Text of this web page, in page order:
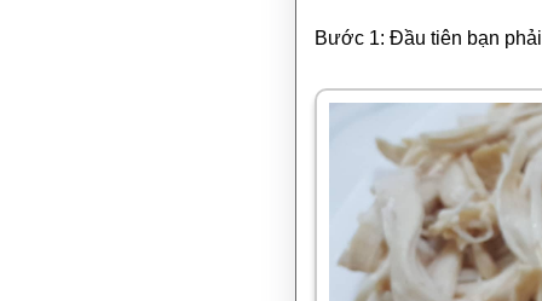
Bước 1: Đầu tiên bạn